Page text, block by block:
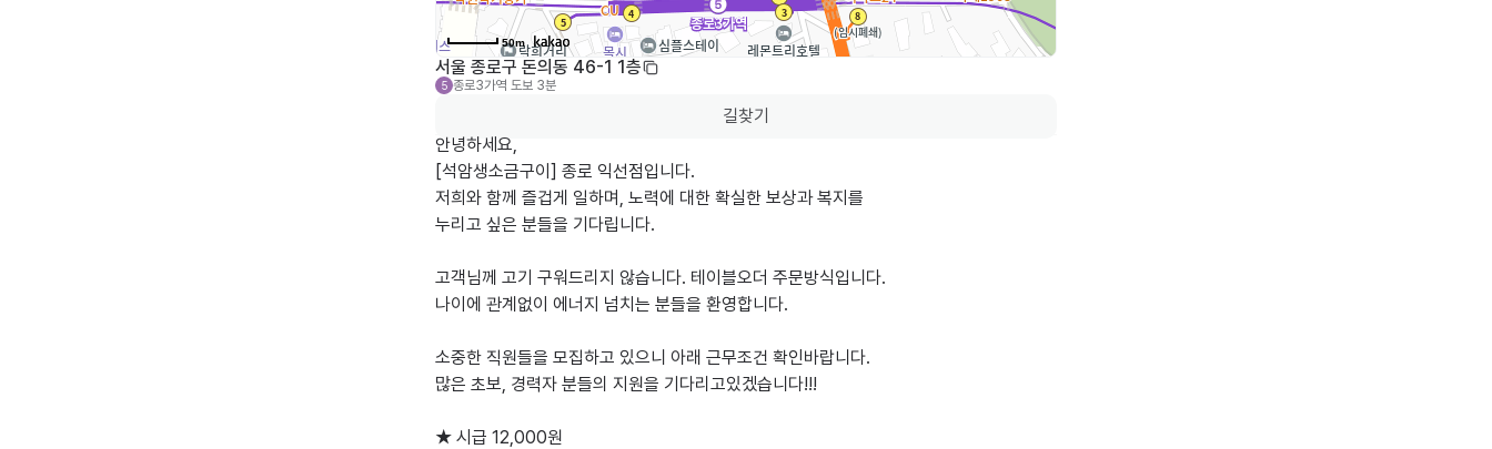
50m
서울 종로구 돈의동 46-1 1층
5 종로3가역 도보 3분
길찾기
안녕하세요,
[석암생소금구이] 종로 익선점입니다.
저희와 함께 즐겁게 일하며, 노력에 대한 확실한 보상과 복지를
누리고 싶은 분들을 기다립니다.
고객님께 고기 구워드리지 않습니다. 테이블오더 주문방식입니다.
나이에 관계없이 에너지 넘치는 분들을 환영합니다.
소중한 직원들을 모집하고 있으니 아래 근무조건 확인바랍니다.
많은 초보, 경력자 분들의 지원을 기다리고있겠습니다!!!
★ 시급 12,000원